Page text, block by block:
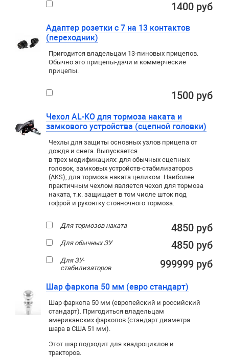
1400 руб
Адаптер розетки с 7 на 13 контактов
(переходник)
Пригодится владельцам 13-пиновых прицепов.
Обычно это прицепы-дачи и коммерческие
прицепы.
1500 руб
Чехол AL-KO для тормоза наката и
замкового устройства (сцепной головки)
Чехлы для защиты основных узлов прицепа от
дождя и снега. Выпускается
в трех модификациях: для обычных сцепных
головок, замковых устройств-стабилизаторов
(AKS), для тормоза наката целиком. Наиболее
практичным чехлом является чехол для тормоза
наката, т.к. защищает в том числе шток под
гофрой и рукоятку стояночного тормоза.
Для тормозов наката 4850 руб
Для обычных ЗУ 4850 руб
Для ЗУ-
стабилизаторов
999999 руб
Шар фаркопа 50 мм (евро стандарт)
Шар фаркопа 50 мм (европейский и российский
стандарт). Пригодиться владельцам
американских фаркопов (стандарт диаметра
шара в США 51 мм).
Этот шар подходит для квадроциклов и
тракторов.